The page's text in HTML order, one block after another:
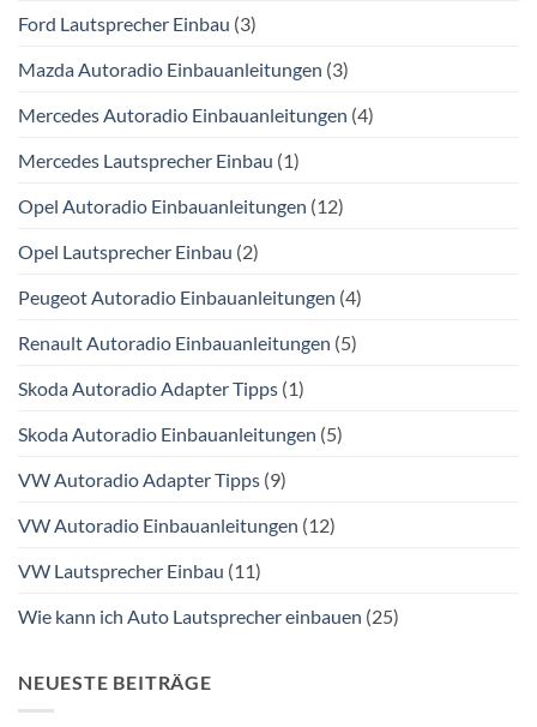
Ford Lautsprecher Einbau (3)
Mazda Autoradio Einbauanleitungen (3)
Mercedes Autoradio Einbauanleitungen (4)
Mercedes Lautsprecher Einbau (1)
Opel Autoradio Einbauanleitungen (12)
Opel Lautsprecher Einbau (2)
Peugeot Autoradio Einbauanleitungen (4)
Renault Autoradio Einbauanleitungen (5)
Skoda Autoradio Adapter Tipps (1)
Skoda Autoradio Einbauanleitungen (5)
VW Autoradio Adapter Tipps (9)
VW Autoradio Einbauanleitungen (12)
VW Lautsprecher Einbau (11)
Wie kann ich Auto Lautsprecher einbauen (25)
NEUESTE BEITRÄGE